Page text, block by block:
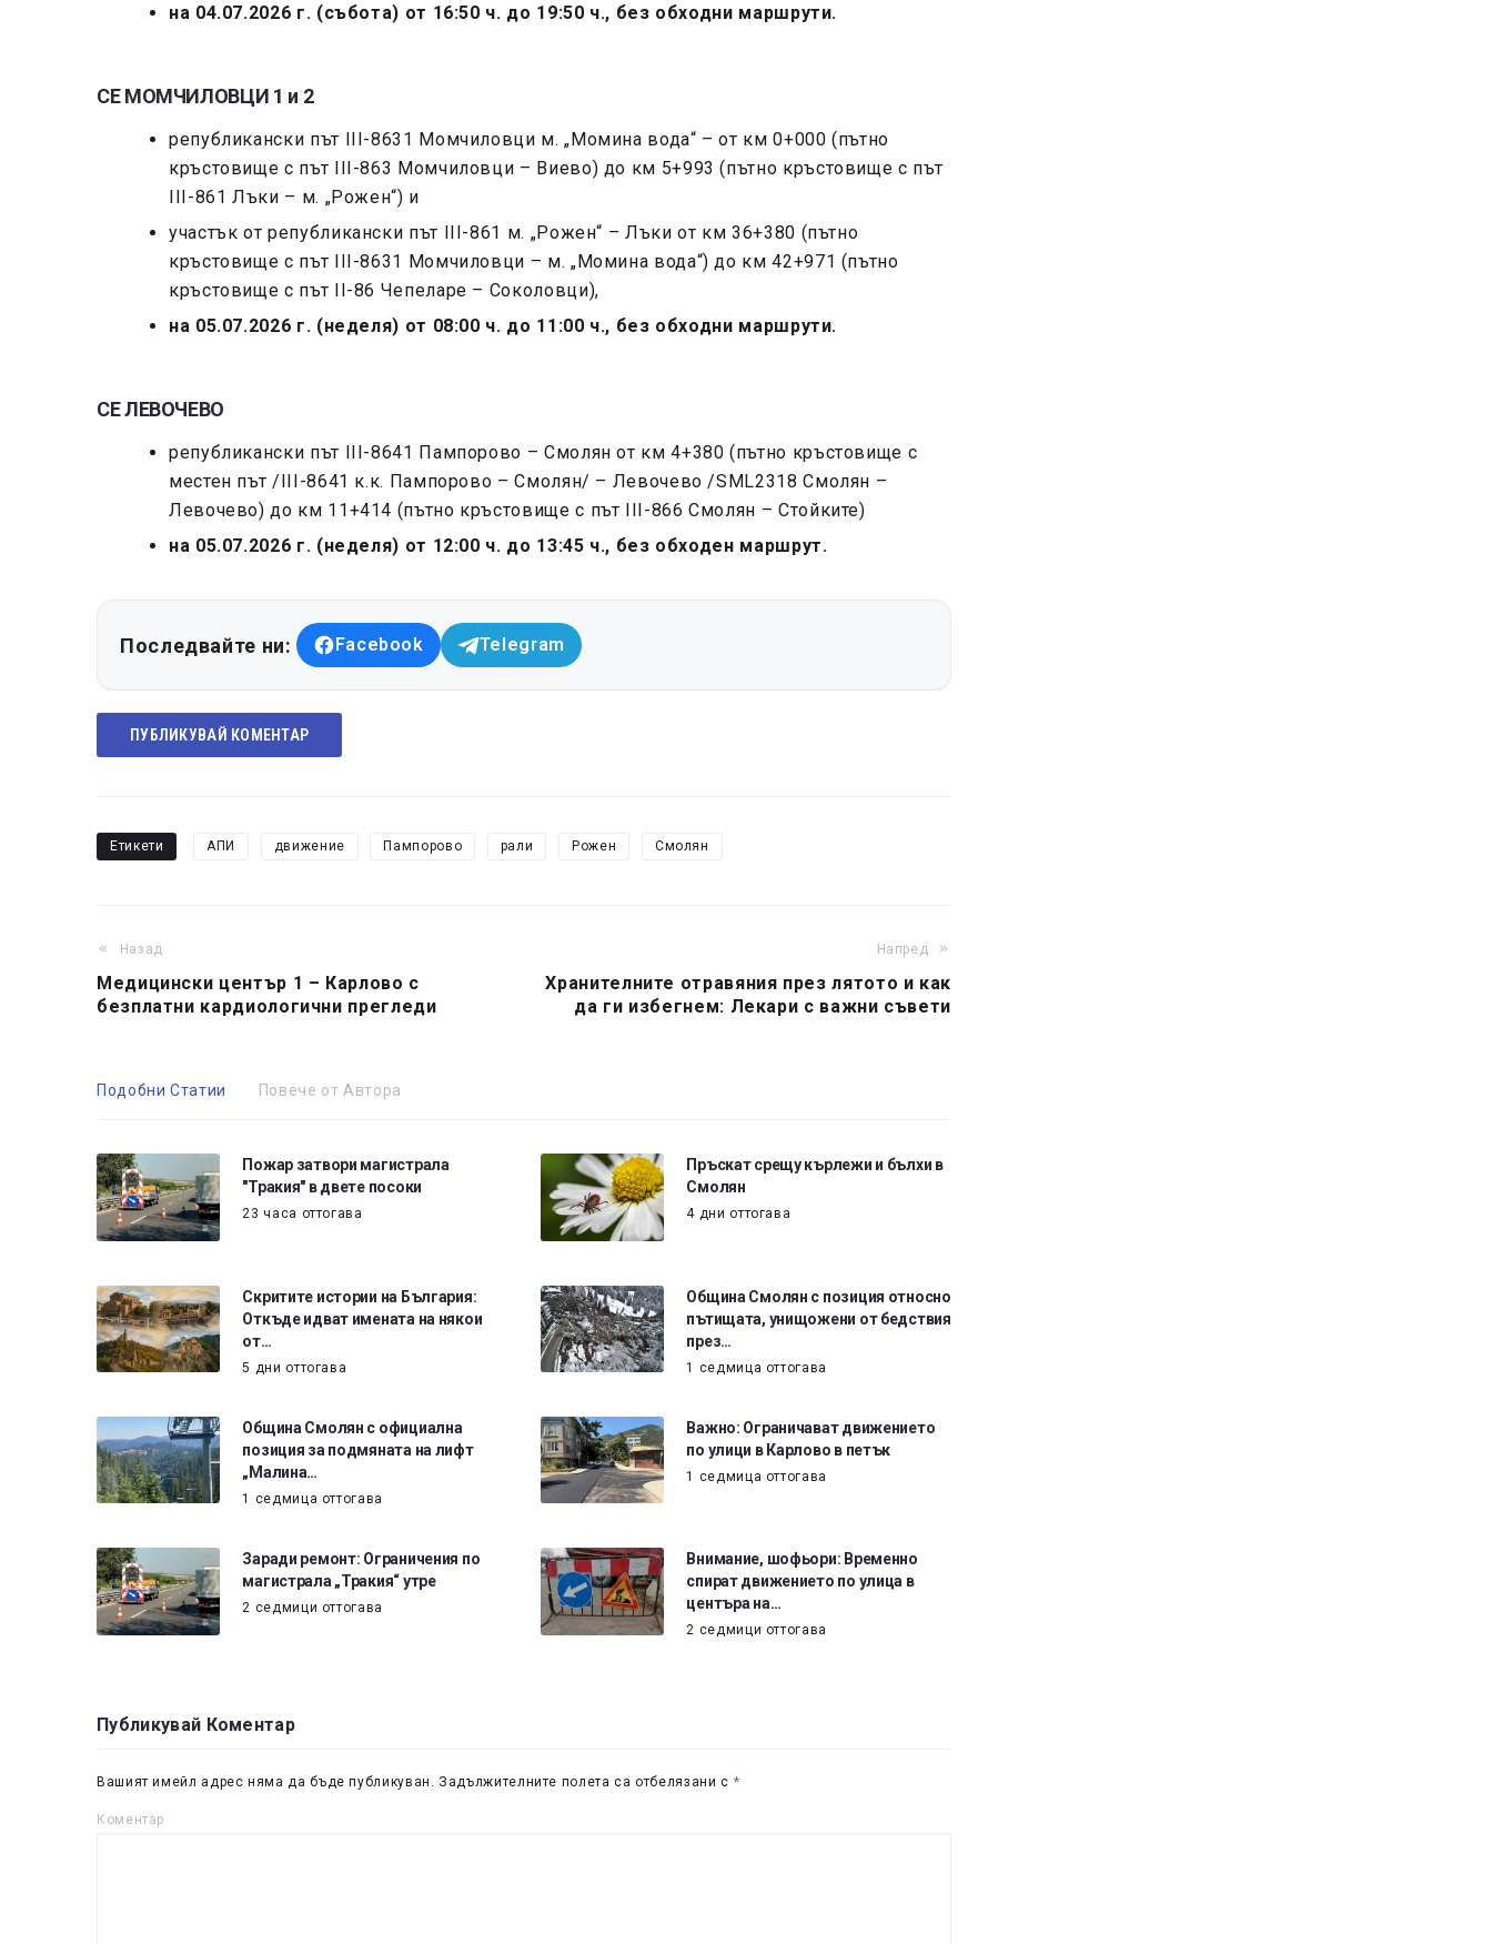
на 04.07.2026 г. (събота) от 16:50 ч. до 19:50 ч., без обходни маршрути.
СЕ МОМЧИЛОВЦИ 1 и 2
републикански път III-8631 Момчиловци м. „Момина вода“ – от км 0+000 (пътно
кръстовище с път III-863 Момчиловци – Виево) до км 5+993 (пътно кръстовище с път
III-861 Лъки – м. „Рожен“) и
участък от републикански път III-861 м. „Рожен“ – Лъки от км 36+380 (пътно
кръстовище с път III-8631 Момчиловци – м. „Момина вода“) до км 42+971 (пътно
кръстовище с път ІІ-86 Чепеларе – Соколовци),
на 05.07.2026 г. (неделя) от 08:00 ч. до 11:00 ч., без обходни маршрути.
СЕ ЛЕВОЧЕВО
републикански път III-8641 Пампорово – Смолян от км 4+380 (пътно кръстовище с
местен път /III-8641 к.к. Пампорово – Смолян/ – Левочево /SML2318 Смолян –
Левочево) до км 11+414 (пътно кръстовище с път III-866 Смолян – Стойките)
на 05.07.2026 г. (неделя) от 12:00 ч. до 13:45 ч., без обходен маршрут.
Последвайте ни: Facebook Telegram
ПУБЛИКУВАЙ КОМЕНТАР
Етикети АПИ движение Пампорово рали Рожен Смолян
Назад
Медицински център 1 – Карлово с
безплатни кардиологични прегледи
Напред
Хранителните отравяния през лятото и как
да ги избегнем: Лекари с важни съвети
Подобни Статии Повече от Автора
Пожар затвори магистрала
"Тракия" в двете посоки
23 часа оттогава
Пръскат срещу кърлежи и бълхи в
Смолян
4 дни оттогава
Скритите истории на България:
Откъде идват имената на някои
от…
5 дни оттогава
Община Смолян с позиция относно
пътищата, унищожени от бедствия
през…
1 седмица оттогава
Община Смолян с официална
позиция за подмяната на лифт
„Малина…
1 седмица оттогава
Важно: Ограничават движението
по улици в Карлово в петък
1 седмица оттогава
Заради ремонт: Ограничения по
магистрала „Тракия“ утре
2 седмици оттогава
Внимание, шофьори: Временно
спират движението по улица в
центъра на…
2 седмици оттогава
Публикувай Коментар
Вашият имейл адрес няма да бъде публикуван. Задължителните полета са отбелязани с *
Коментар